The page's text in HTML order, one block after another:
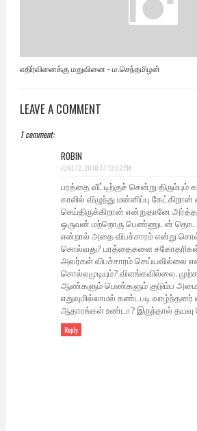
எதிர்வினைக்கு மறுவினை - ம.செந்தமிழன்
LEAVE A COMMENT
1 comment:
ROBIN
JUNE 12, 2010 AT 12:02 PM
பரத்தை வீட்டிற்குச் சென்று
காலில் விழுந்து மன்னிப்பு
செய்திருக்கிறான் என்றுதானே
ஒருவன் மற்றொரு பெண்ணுடன்
என்றால் அதை விபச்சாரம் என்று
சொல்வது? பரத்தைகளை
அவர்கள் விபச்சாரம் செய்யவில்லை
சொல்லமுடியும்? விளங்கவில்லை.
ஆண்களும் பெண்களும் குடும்ப
எதுவுமில்லாமல் கண்டபடி வாழ்ந்தனர்
ஆதாரங்கள் உண்டா? இருந்தால் தயவு
Reply